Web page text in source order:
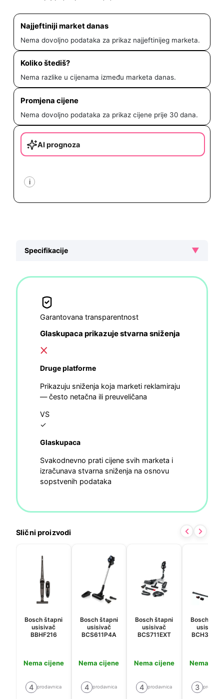
Najjeftiniji market danas
Nema dovoljno podataka za prikaz najjeftinijeg marketa.
Koliko štediš?
Nema razlike u cijenama između marketa danas.
Promjena cijene
Nema dovoljno podataka za prikaz cijene prije 30 dana.
AI prognoza
i
Specifikacije ▼
Garantovana transparentnost
Glaskupaca prikazuje stvarna sniženja
Druge platforme
Prikazuju sniženja koja marketi reklamiraju
— često netačna ili preuveličana
VS
✓
Glaskupaca
Svakodnevno prati cijene svih marketa i
izračunava stvarna sniženja na osnovu
sopstvenih podataka
Slični proizvodi
Bosch štapni
usisivač
BBHF216
Nema cijene
4 prodavnica
Bosch štapni
usisivač
BCS611P4A
Nema cijene
4 prodavnica
Bosch štapni
usisivač
BCS711EXT
Nema cijene
4 prodavnica
Bosch
usisavač
Nema
3